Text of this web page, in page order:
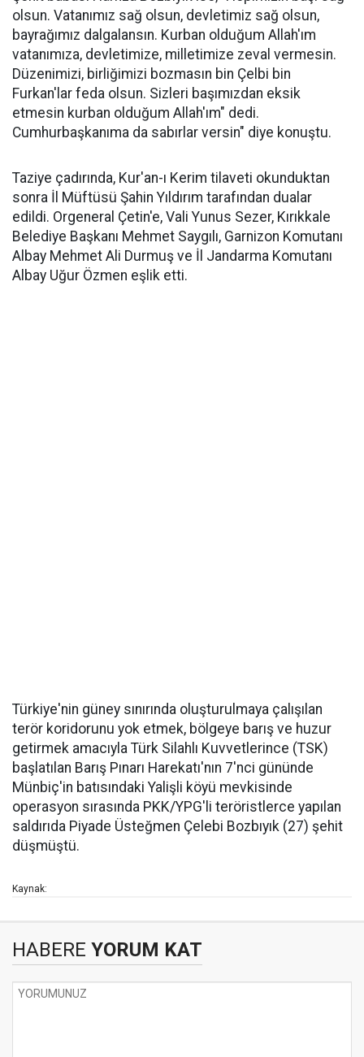
olsun. Vatanımız sağ olsun, devletimiz sağ olsun,
bayrağımız dalgalansın. Kurban olduğum Allah'ım
vatanımıza, devletimize, milletimize zeval vermesin.
Düzenimizi, birliğimizi bozmasın bin Çelbi bin
Furkan'lar feda olsun. Sizleri başımızdan eksik
etmesin kurban olduğum Allah'ım" dedi.
Cumhurbaşkanıma da sabırlar versin" diye konuştu.
Taziye çadırında, Kur'an-ı Kerim tilaveti okunduktan
sonra İl Müftüsü Şahin Yıldırım tarafından dualar
edildi. Orgeneral Çetin'e, Vali Yunus Sezer, Kırıkkale
Belediye Başkanı Mehmet Saygılı, Garnizon Komutanı
Albay Mehmet Ali Durmuş ve İl Jandarma Komutanı
Albay Uğur Özmen eşlik etti.
Türkiye'nin güney sınırında oluşturulmaya çalışılan
terör koridorunu yok etmek, bölgeye barış ve huzur
getirmek amacıyla Türk Silahlı Kuvvetlerince (TSK)
başlatılan Barış Pınarı Harekatı'nın 7'nci gününde
Münbiç'in batısındaki Yalişli köyü mevkisinde
operasyon sırasında PKK/YPG'li teröristlerce yapılan
saldırıda Piyade Üsteğmen Çelebi Bozbıyık (27) şehit
düşmüştü.
Kaynak:
HABERE YORUM KAT